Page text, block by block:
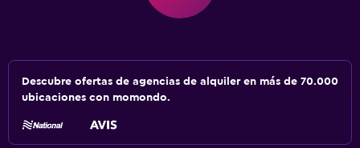
Descubre ofertas de agencias de alquiler en más de 70.000
ubicaciones con momondo.